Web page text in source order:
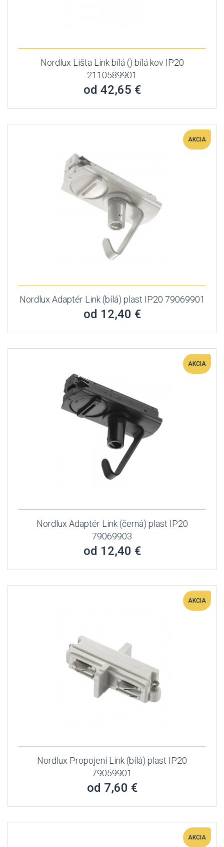
Nordlux Lišta Link bílá () bílá kov IP20
2110589901
od 42,65 €
AKCIA
Nordlux Adaptér Link (bílá) plast IP20 79069901
od 12,40 €
AKCIA
Nordlux Adaptér Link (černá) plast IP20
79069903
od 12,40 €
AKCIA
Nordlux Propojení Link (bílá) plast IP20
79059901
od 7,60 €
AKCIA